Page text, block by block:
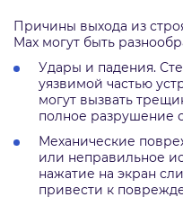
Причины выхода из
Max могут быть
Удары и падения.
уязвимой частью
могут вызвать
полное разрушение
Механические
или неправильное
нажатие на экран
привести к